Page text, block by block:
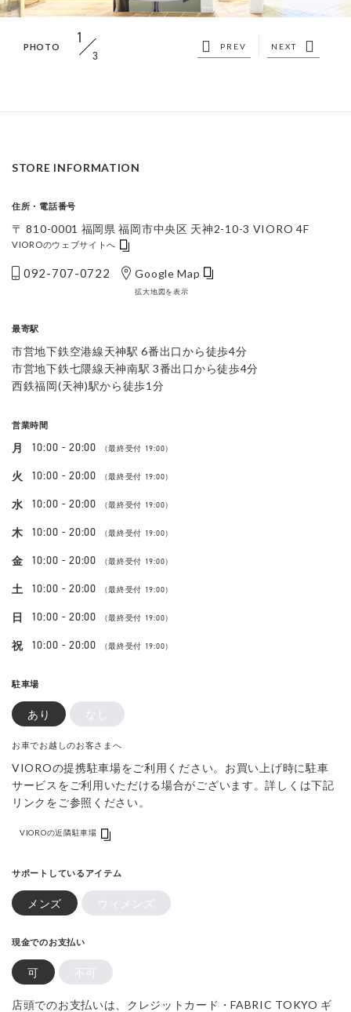
PHOTO 1
3
PREV NEXT
STORE INFORMATION
住所・電話番号
〒 810-0001 福岡県 福岡市中央区 天神2-10-3 VIORO 4F
VIOROのウェブサイトへ
092-707-0722 Google Map
拡大地図を表示
最寄駅
市営地下鉄空港線天神駅 6番出口から徒歩4分
市営地下鉄七隈線天神南駅 3番出口から徒歩4分
西鉄福岡(天神)駅から徒歩1分
営業時間
月 10:00 - 20:00 （最終受付 19:00）
火 10:00 - 20:00 （最終受付 19:00）
水 10:00 - 20:00 （最終受付 19:00）
木 10:00 - 20:00 （最終受付 19:00）
金 10:00 - 20:00 （最終受付 19:00）
土 10:00 - 20:00 （最終受付 19:00）
日 10:00 - 20:00 （最終受付 19:00）
祝 10:00 - 20:00 （最終受付 19:00）
駐車場
あり なし
お車でお越しのお客さまへ
VIOROの提携駐車場をご利用ください。お買い上げ時に駐車
サービスをご利用いただける場合がございます。詳しくは下記
リンクをご参照ください。
VIOROの近隣駐車場
サポートしているアイテム
メンズ ウィメンズ
現金でのお支払い
可 不可
店頭でのお支払いは、クレジットカード・FABRIC TOKYO ギ